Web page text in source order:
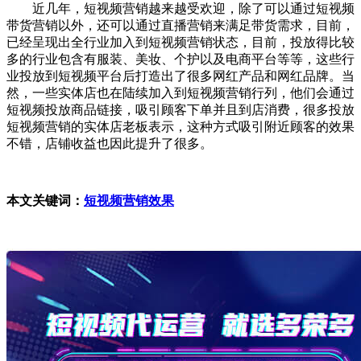
近几年，短视频营销越来越受欢迎，除了可以通过短视频
带货营销以外，还可以通过直播营销来满足带货需求，目前，
已经呈现出全行业加入到短视频营销状态，目前，投放得比较
多的行业包含有服装、美妆、个护以及电商平台等等，这些行
业投放到短视频平台后打造出了很多网红产品和网红品牌。当
然，一些实体店也在陆续加入到短视频营销行列，他们会通过
短视频投放商品链接，吸引顾客下单并且到店消费，很多投放
短视频营销的实体店老板表示，这种方式吸引附近顾客的效果
不错，店铺收益也因此提升了很多。
本文关键词： 短视频营销效果